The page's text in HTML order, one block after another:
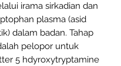
irama sirkadian dan
plasma (asid
dalam badan. Tahap
pelopor untuk
5 hdyroxytryptamine